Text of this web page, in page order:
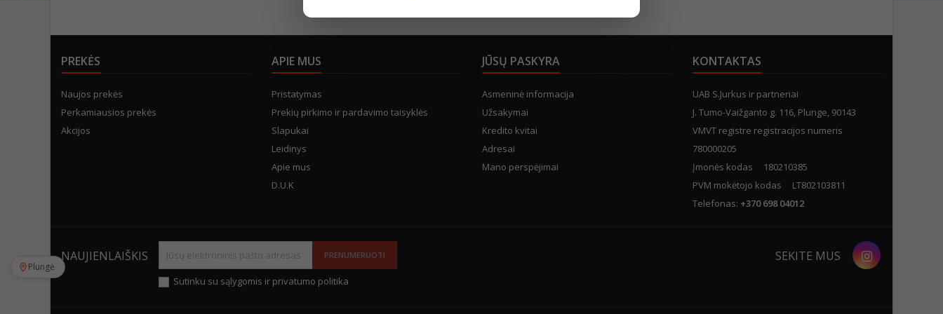
PREKĖS
Naujos prekės
Perkamiausios prekės
Akcijos
APIE MUS
Pristatymas
Prekių pirkimo ir pardavimo taisyklės
Slapukai
Leidinys
Apie mus
D.U.K
JŪSŲ PASKYRA
Asmeninė informacija
Užsakymai
Kredito kvitai
Adresai
Mano perspėjimai
KONTAKTAS
UAB S.Jurkus ir partneriai
J. Tumo-Vaižganto g. 116, Plunge, 90143
VMVT registre registracijos numeris
780000205
Įmonės kodas 180210385
PVM mokėtojo kodas LT802103811
Telefonas: +370 698 04012
NAUJIENLAIŠKIS
Sutinku su sąlygomis ir privatumo politika
Instagram
SEKITE MUS
Plungė